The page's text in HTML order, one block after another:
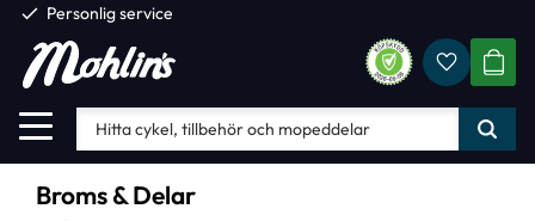
Meny
check Personlig service
Broms & Delar